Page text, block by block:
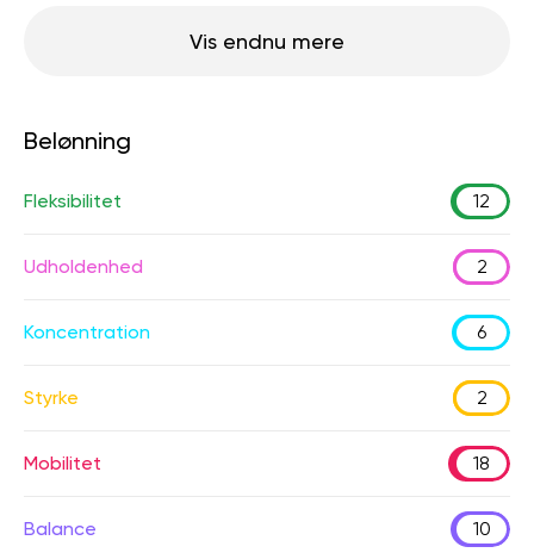
Vis endnu mere
Belønning
Fleksibilitet 12
Udholdenhed 2
Koncentration 6
Styrke 2
Mobilitet 18
Balance 10